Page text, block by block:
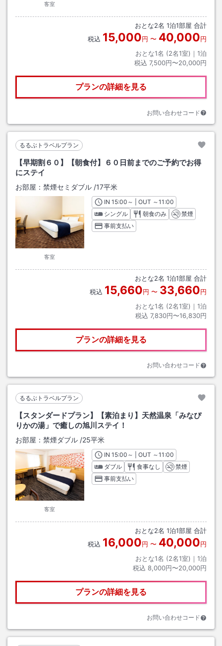
客室
おとな2名 1泊1部屋 合計
税込 15,000円 〜 40,000円
おとな1名 (2名1室)｜ 1泊
税込 7,500円〜20,000円
プランの詳細を見る
お問い合わせコード
るるぶトラベルプラン
【早期割６０】【朝食付】６０日前までのご予約でお得
にステイ
お部屋： 禁煙セミダブル /17平米
客室
INチェックイン
15:00 ～ | OUT チェックアウト
～11:00
シングル
朝食のみ
禁煙
事前支払い
おとな2名 1泊1部屋 合計
税込 15,660円 〜 33,660円
おとな1名 (2名1室)｜ 1泊
税込 7,830円〜16,830円
プランの詳細を見る
お問い合わせコード
るるぶトラベルプラン
【スタンダードプラン】【素泊まり】天然温泉「みなぴ
りかの湯」で癒しの旭川ステイ！
お部屋： 禁煙ダブル /25平米
客室
INチェックイン
15:00 ～ | OUT チェックアウト
～11:00
ダブル
食事なし
禁煙
事前支払い
おとな2名 1泊1部屋 合計
税込 16,000円 〜 40,000円
おとな1名 (2名1室)｜ 1泊
税込 8,000円〜20,000円
プランの詳細を見る
お問い合わせコード